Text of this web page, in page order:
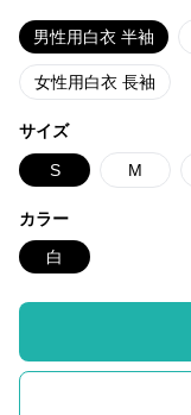
男性用白衣 半袖
女性用白衣 長袖
サイズ
S M
カラー
白